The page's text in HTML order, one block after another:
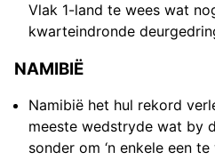
Vlak 1-land te wees wat
kwarteindronde
NAMIBIË
Namibië het hul rekord
meeste wedstryde wat by
sonder om ‘n enkele een